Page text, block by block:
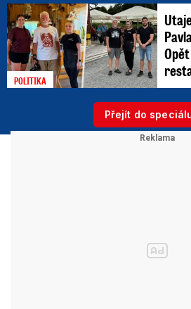
POLITIKA
Přejít do